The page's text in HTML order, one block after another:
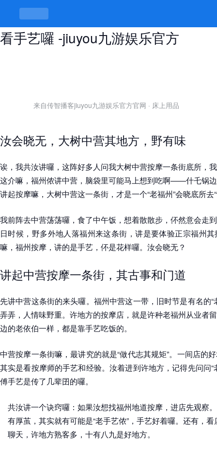
大树中营按摩一条街在哪，按摩嘛就
看手艺囉 -jiuyou九游娱乐官方
来自传智播客jiuyou九游娱乐官方官网 · 床上用品
汝会晓无，大树中营其地方，野有味
诶，我共汝讲囉，这阵好多人问我大树中营按摩一条街底所，
这介嘛，福州侬讲中营，脑袋里可能马上想到吃啊——什乇锅
讲起按摩嘛，大树中营这一条街，才是一个“老福州”会晓底所去
我前阵去中营荡荡囉，食了中午饭，想着散散步，伓然意会走
日时候，野多外地人落福州来这条街，讲是要体验正宗福州
嘛，福州按摩，讲的是手艺，伓是花样囉。汝会晓无？
讲起中营按摩一条街，其古事和门道
先讲中营这条街的来头囉。福州中营这一带，旧时节是有名的
弄弄，人情味野重。许地方的按摩店，就是许种老福州从业者
边的老依伯一样，都是靠手艺吃饭的。
中营按摩一条街嘛，最讲究的就是“做代志其规矩”。一间店的
其实是看按摩师的手艺和经验。汝着进到许地方，记得先问问
傅手艺是传了几辈囝的囉。
共汝讲一个诀窍囉：如果汝想找福州地道按摩，进店先观察
有厚茧，其实就有可能是“老手艺侬”，手艺好着囉。还有，
聊天，许地方熟客多，十有八九是好地方。